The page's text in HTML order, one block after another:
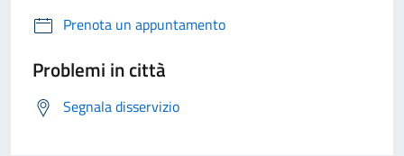
Prenota un appuntamento
Problemi in città
Segnala disservizio